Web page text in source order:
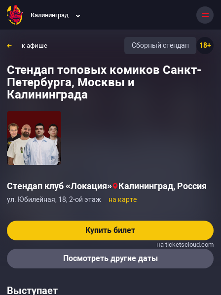
Калининград
к афише 18+
Сборный стендап
Стендап топовых комиков Санкт-
Петербурга, Москвы и
Калининграда
Стендап клуб «Локация» Калининград, Россия
ул. Юбилейная, 18, 2-ой этаж на карте
Купить билет
на ticketscloud.com
Посмотреть другие даты
Выступает